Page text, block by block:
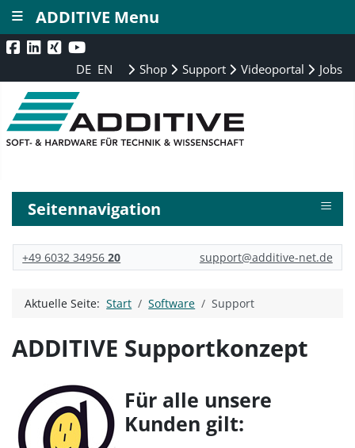
DE EN Shop Support Videoportal Jobs
Seitennavigation ≡
+49 6032 3495620 support@additive-net.de
Aktuelle Seite:Start Software Support
ADDITIVE Supportkonzept
Für alle unsere
Kunden gilt:
ADDITIVE Menu
≡